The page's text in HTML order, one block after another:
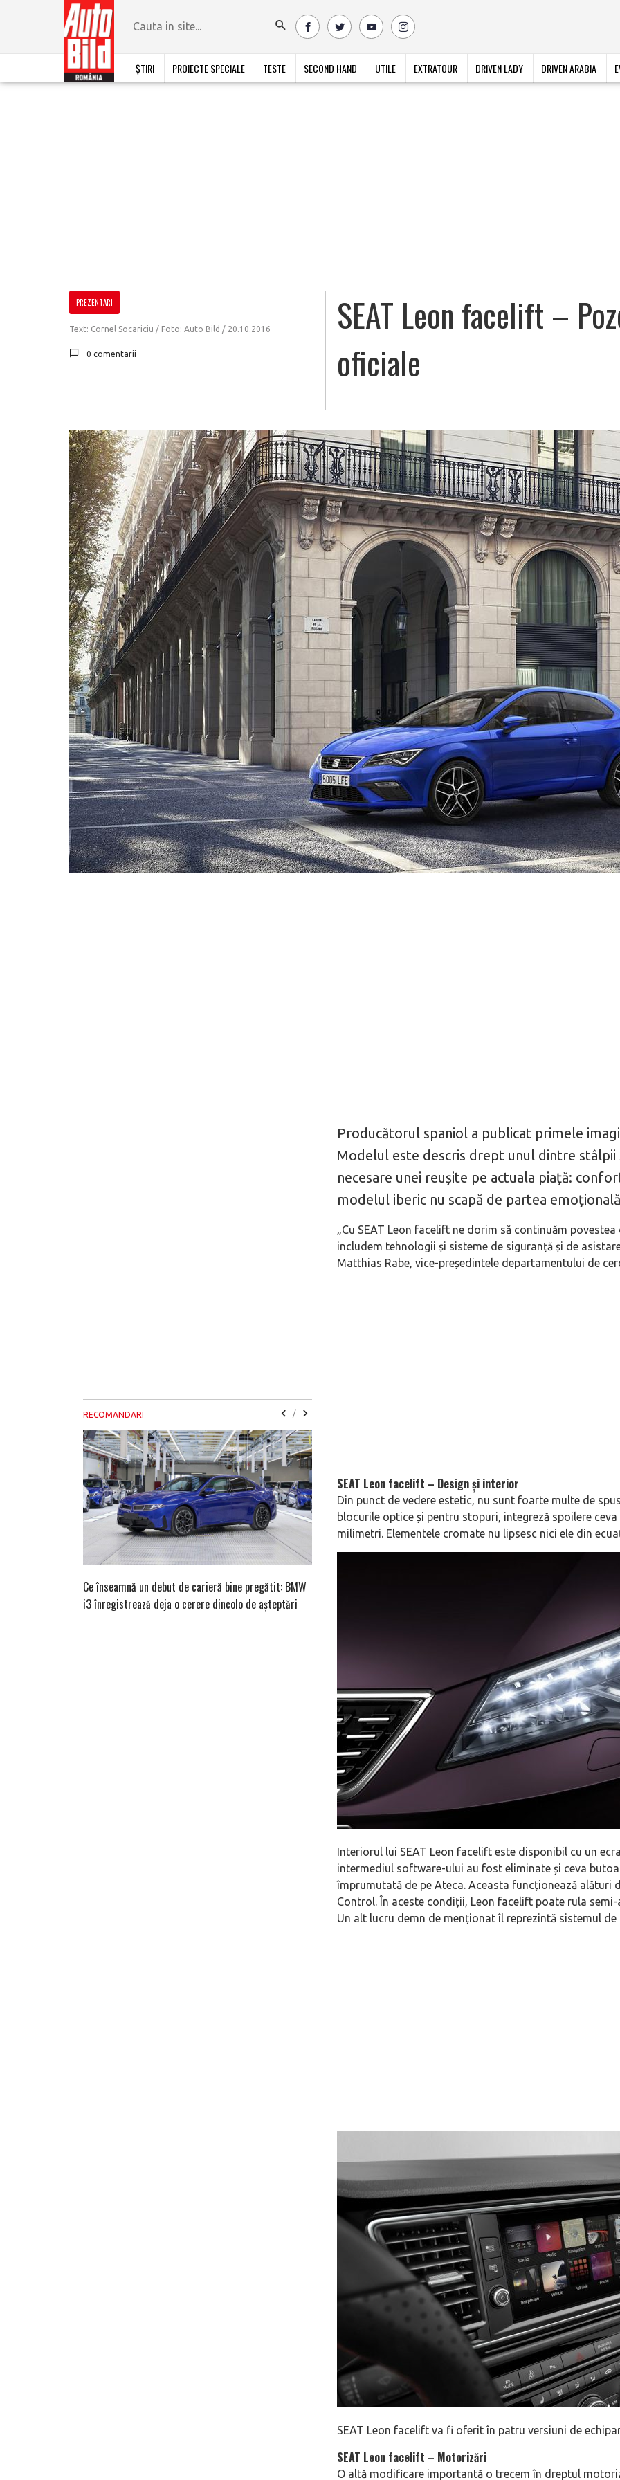
ȘTIRI PROIECTE SPECIALE TESTE SECOND HAND UTILE EXTRATOUR DRIVEN LADY DRIVEN ARABIA
PREZENTARI
Text: Cornel Socariciu / Foto: Auto Bild / 20.10.2016
0 comentarii
SEAT Leon facelift –
oficiale
Producătorul spaniol a publicat primele
Modelul este descris drept unul dintre stâlpii
necesare unei reușite pe actuala piață:
modelul iberic nu scapă de partea
„Cu SEAT Leon facelift ne dorim să continuăm
includem tehnologii și sisteme de siguranță și de
Matthias Rabe, vice-președintele departamentului de
SEAT Leon facelift – Design și interior
Din punct de vedere estetic, nu sunt foarte multe de
blocurile optice și pentru stopuri, integreză spoilere
milimetri. Elementele cromate nu lipsesc nici ele din
Interiorul lui SEAT Leon facelift este disponibil cu un
intermediul software-ului au fost eliminate și ceva
împrumutată de pe Ateca. Aceasta funcționează alături
Control. În aceste condiții, Leon facelift poate rula
Un alt lucru demn de menționat îl reprezintă sistemul
SEAT Leon facelift va fi oferit în patru versiuni de
SEAT Leon facelift – Motorizări
O altă modificare importantă o trecem în dreptul
RECOMANDARI /
Ce înseamnă un debut de carieră bine pregătit: BMW
i3 înregistrează deja o cerere dincolo de așteptări
Pentru cine știe
Blackbird va